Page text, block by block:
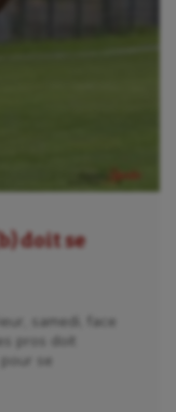
doit se
samedi, face
pros doit
se